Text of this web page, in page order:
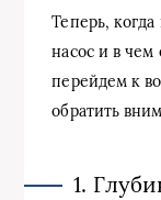
Теперь,
насос и в чем
перейдем к
обратить
1.